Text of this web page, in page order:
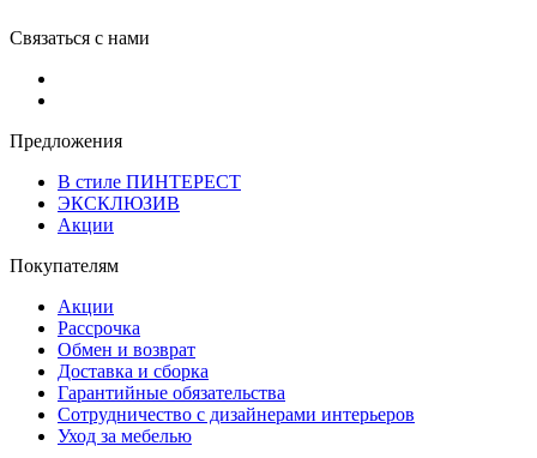
Связаться с нами
Предложения
В стиле ПИНТЕРЕСТ
ЭКСКЛЮЗИВ
Акции
Покупателям
Акции
Рассрочка
Обмен и возврат
Доставка и сборка
Гарантийные обязательства
Сотрудничество с дизайнерами интерьеров
Уход за мебелью